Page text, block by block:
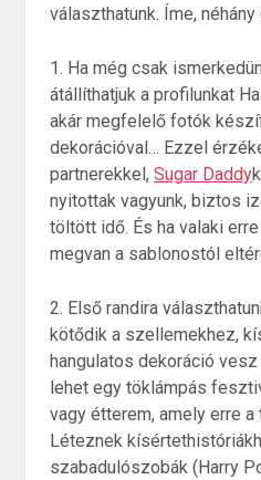
választhatunk. Íme, néhány
1. Ha még csak
átállíthatjuk a profilunkat
akár megfelelő fotók
dekorációval… Ezzel
partnerekkel, Sugar Daddy
nyitottak vagyunk, biztos
töltött idő. És ha valaki
megvan a sablonostól
2. Első randira
kötődik a szellemekhez,
hangulatos dekoráció
lehet egy töklámpás
vagy étterem, amely erre a
Léteznek
szabadulószobák (Harry